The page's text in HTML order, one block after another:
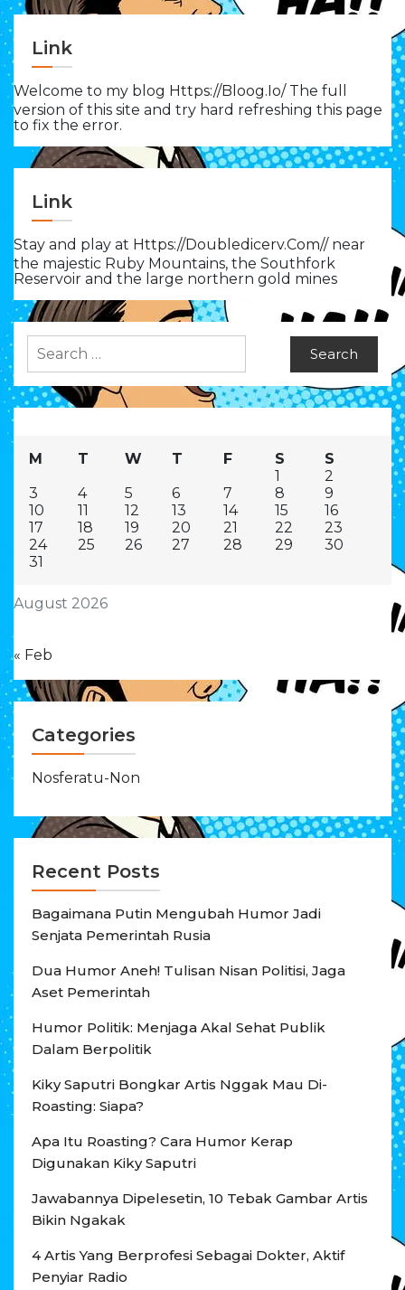
Link
Welcome to my blog Https://bloog.io/ The full
version of this site and try hard refreshing this page
to fix the error.
Link
Stay and play at Https://doubledicerv.com// near
the majestic Ruby Mountains, the Southfork
Reservoir and the large northern gold mines
for:
August 2026
M T W T F S
S
1
2
3
4 5 6 7 8
9
10
11 12 13 14 15
16
17
18 19 20 21 22
23
24
25 26 27 28 29
30
31
« Feb
Categories
Nosferatu-Non
Recent Posts
Bagaimana Putin Mengubah Humor Jadi
Senjata Pemerintah Rusia
Dua Humor Aneh! Tulisan Nisan Politisi, Jaga
Aset Pemerintah
Humor Politik: Menjaga Akal Sehat Publik
Dalam Berpolitik
Kiky Saputri Bongkar Artis Nggak Mau Di-
Roasting: Siapa?
Apa Itu Roasting? Cara Humor Kerap
Digunakan Kiky Saputri
Jawabannya Dipelesetin, 10 Tebak Gambar Artis
Bikin Ngakak
4 Artis Yang Berprofesi Sebagai Dokter, Aktif
Penyiar Radio